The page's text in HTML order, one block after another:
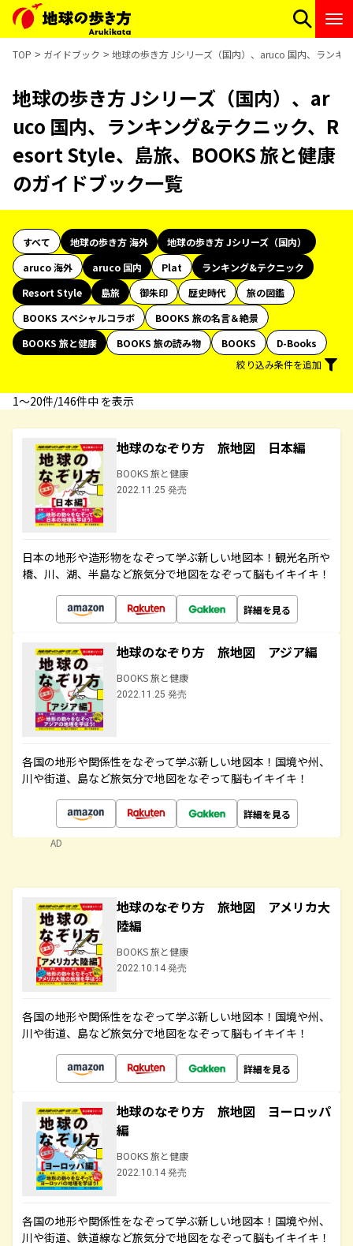
TOP ガイドブック 地球の歩き方 Jシリーズ（国内）、aruco 国内、ランキ
地球の歩き方 Jシリーズ（国内）、ar
uco 国内、ランキング&テクニック、R
esort Style、島旅、BOOKS 旅と健康
のガイドブック一覧
すべて 地球の歩き方 海外
地球の歩き方 Jシリーズ（国内）
aruco 海外
aruco 国内 Plat
ランキング&テクニック
Resort Style
島旅 御朱印 歴史時代
旅の図鑑
BOOKS スペシャルコラボ
BOOKS 旅の名言＆絶景
BOOKS 旅と健康
BOOKS 旅の読み物 BOOKS
D-Books
絞り込み条件を追加
1〜20件/146件中 を表示
地球のなぞり方 旅地図 日本編
BOOKS 旅と健康
2022.11.25 発売
日本の地形や造形物をなぞって学ぶ新しい地図本！観光名所や
橋、川、湖、半島など旅気分で地図をなぞって脳もイキイキ！
詳細を見る
地球のなぞり方 旅地図 アジア編
BOOKS 旅と健康
2022.11.25 発売
各国の地形や関係性をなぞって学ぶ新しい地図本！国境や州、
川や街道、島など旅気分で地図をなぞって脳もイキイキ！
詳細を見る
AD
地球のなぞり方 旅地図 アメリカ大
陸編
BOOKS 旅と健康
2022.10.14 発売
各国の地形や関係性をなぞって学ぶ新しい地図本！国境や州、
川や街道、島など旅気分で地図をなぞって脳もイキイキ！
詳細を見る
地球のなぞり方 旅地図 ヨーロッパ
編
BOOKS 旅と健康
2022.10.14 発売
各国の地形や関係性をなぞって学ぶ新しい地図本！国境や州、
川や街道、鉄道線など旅気分で地図をなぞって脳もイキイキ！